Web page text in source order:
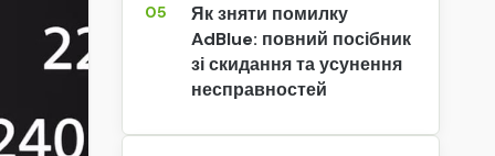
05
Як зняти помилку
AdBlue: повний посібник
зі скидання та усунення
несправностей